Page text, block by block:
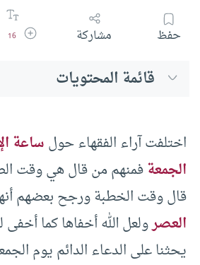
حفظ مشاركة زيادة حجم
16
قائمة المحتويات
اختلفت آراء الفقهاء حولساعة
الجمعةفمنهم من قال هي وقت
قال وقت الخطبة ورجح بعضهم
العصرولعل الله أخفاها كما أخفى
يحثنا على الدعاء الدائم يوم